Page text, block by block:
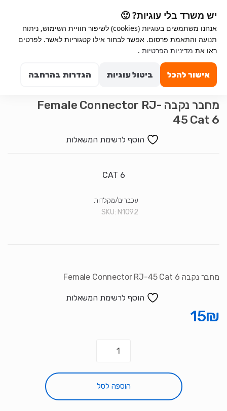
יש משרד בלי עוגיות? 🙂
אנחנו משתמשים בעוגיות (cookies) לשיפור חוויית השימוש, ניתוח
תנועה והתאמת פרסום. אפשר לבחור אילו קטגוריות לאשר. לפרטים
ראו את מדיניות הפרטיות .
אישור להכל ביטול עוגיות הגדרות בהרחבה
navigation
content
מחבר נקבה Female Connector RJ-
45 Cat 6
הוסף לרשימת המשאלות
CAT 6
עכברים/מקלדות
SKU: N1092
מחבר נקבה Female Connector RJ-45 Cat 6
הוסף לרשימת המשאלות
15₪
כמות
מחבר
נקבה
הוספה לסל